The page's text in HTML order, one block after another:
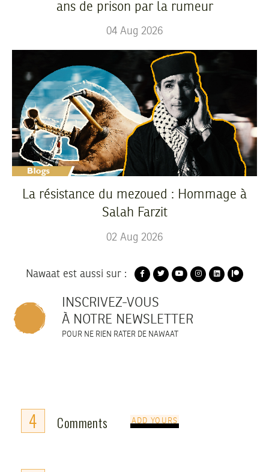
ans de prison par la rumeur
04 Aug 2026
La résistance du mezoued : Hommage à
Salah Farzit
02 Aug 2026
Nawaat est aussi sur :
INSCRIVEZ-VOUS
À NOTRE NEWSLETTER
POUR NE RIEN RATER DE NAWAAT
4 Comments ADD YOURS